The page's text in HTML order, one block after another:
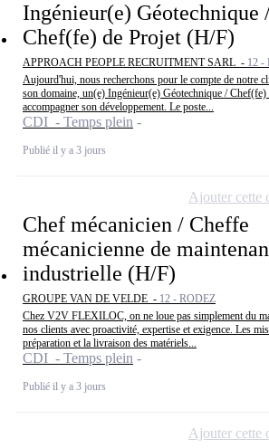
Ingénieur(e) Géotechnique
Chef(fe) de Projet (H/F)
APPROACH PEOPLE RECRUITMENT SARL - 12 -
Aujourd'hui, nous recherchons pour le compte de notre
son domaine, un(e) Ingénieur(e) Géotechnique /
accompagner son développement. Le poste...
CDI - Temps plein
Publié il y a 3 jours
Chef mécanicien / Cheffe
mécanicienne de
industrielle (H/F)
GROUPE VAN DE VELDE - 12 - RODEZ
Chez V2V FLEXILOC, on ne loue pas simplement du
nos clients avec proactivité, expertise et exigence. Les
préparation et la livraison des matériels...
CDI - Temps plein
Publié il y a 3 jours
Ajouter cette
Ajouter cette